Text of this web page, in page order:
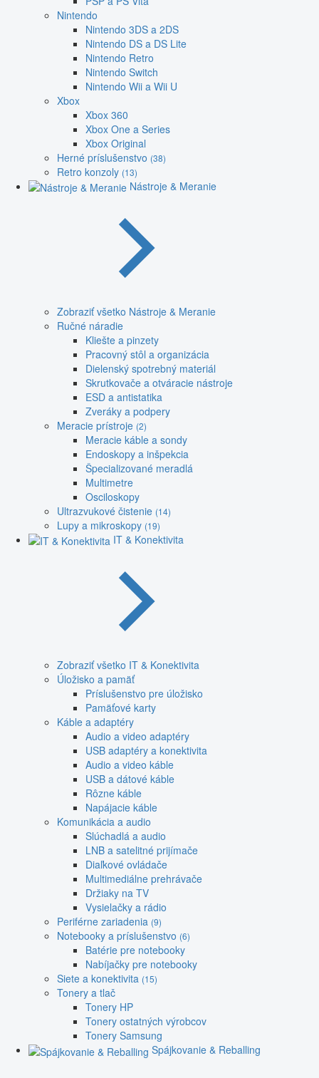
Nintendo
Nintendo 3DS a 2DS
Nintendo DS a DS Lite
Nintendo Retro
Nintendo Switch
Nintendo Wii a Wii U
Xbox
Xbox 360
Xbox One a Series
Xbox Original
Herné príslušenstvo (38)
Retro konzoly (13)
Nástroje & Meranie
Zobraziť všetko Nástroje & Meranie
Ručné náradie
Kliešte a pinzety
Pracovný stôl a organizácia
Dielenský spotrebný materiál
Skrutkovače a otváracie nástroje
ESD a antistatika
Zveráky a podpery
Meracie prístroje (2)
Meracie káble a sondy
Endoskopy a inšpekcia
Špecializované meradlá
Multimetre
Osciloskopy
Ultrazvukové čistenie (14)
Lupy a mikroskopy (19)
IT & Konektivita
Zobraziť všetko IT & Konektivita
Úložisko a pamäť
Príslušenstvo pre úložisko
Pamäťové karty
Káble a adaptéry
Audio a video adaptéry
USB adaptéry a konektivita
Audio a video káble
USB a dátové káble
Rôzne káble
Napájacie káble
Komunikácia a audio
Slúchadlá a audio
LNB a satelitné prijímače
Diaľkové ovládače
Multimediálne prehrávače
Držiaky na TV
Vysielačky a rádio
Periférne zariadenia (9)
Notebooky a príslušenstvo (6)
Batérie pre notebooky
Nabíjačky pre notebooky
Siete a konektivita (15)
Tonery a tlač
Tonery HP
Tonery ostatných výrobcov
Tonery Samsung
Spájkovanie & Reballing